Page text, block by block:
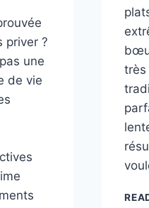
priver ?
une
de vie
très